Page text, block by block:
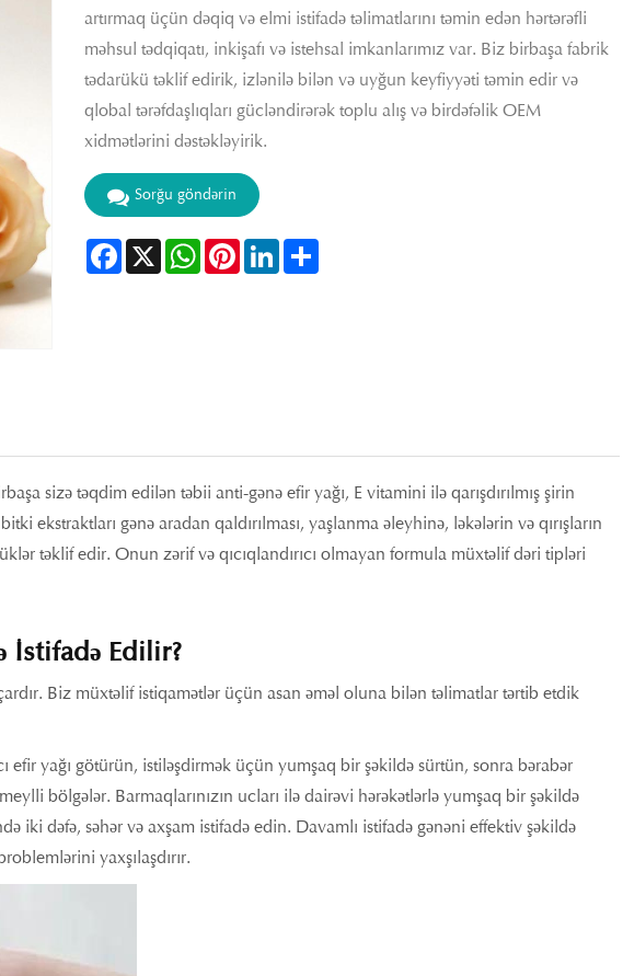
artırmaq üçün dəqiq və elmi istifadə təlimatlarını təmin edən hərtərəfli
məhsul tədqiqatı, inkişafı və istehsal imkanlarımız var. Biz birbaşa fabrik
tədarükü təklif edirik, izlənilə bilən və uyğun keyfiyyəti təmin edir və
qlobal tərəfdaşlıqları gücləndirərək toplu alış və birdəfəlik OEM
xidmətlərini dəstəkləyirik.
Sorğu göndərin
Facebook
X WhatsAppPinterestLinkedInShare
sizə təqdim edilən təbii anti-gənə efir yağı, E vitamini ilə qarışdırılmış şirin
ekstraktları gənə aradan qaldırılması, yaşlanma əleyhinə, ləkələrin və qırışların
təklif edir. Onun zərif və qıcıqlandırıcı olmayan formula müxtəlif dəri tipləri
İstifadə Edilir?
Biz müxtəlif istiqamətlər üçün asan əməl oluna bilən təlimatlar tərtib etdik
yağı götürün, istiləşdirmək üçün yumşaq bir şəkildə sürtün, sonra bərabər
bölgələr. Barmaqlarınızın ucları ilə dairəvi hərəkətlərlə yumşaq bir şəkildə
iki dəfə, səhər və axşam istifadə edin. Davamlı istifadə gənəni effektiv şəkildə
yaxşılaşdırır.